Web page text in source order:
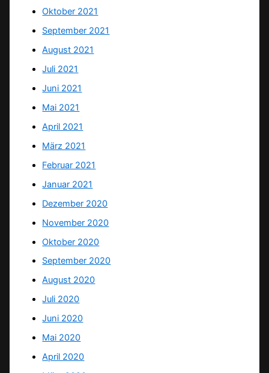
Oktober 2021
September 2021
August 2021
Juli 2021
Juni 2021
Mai 2021
April 2021
März 2021
Februar 2021
Januar 2021
Dezember 2020
November 2020
Oktober 2020
September 2020
August 2020
Juli 2020
Juni 2020
Mai 2020
April 2020